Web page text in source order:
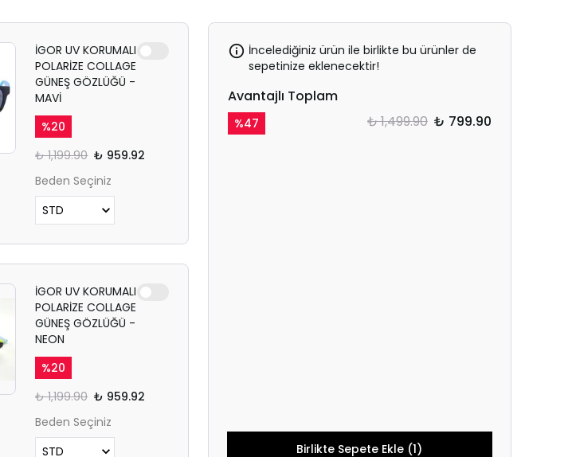
İGOR UV KORUMALI
POLARİZE COLLAGE
GÜNEŞ GÖZLÜĞÜ -
MAVİ
%20
₺ 1,199.90 ₺ 959.92
Beden Seçiniz
İGOR UV KORUMALI
POLARİZE COLLAGE
GÜNEŞ GÖZLÜĞÜ -
NEON
%20
₺ 1,199.90 ₺ 959.92
Beden Seçiniz
İncelediğiniz ürün ile birlikte bu ürünler de
sepetinize eklenecektir!
Avantajlı Toplam
%47 ₺ 1,499.90 ₺ 799.90
Birlikte Sepete Ekle (1)